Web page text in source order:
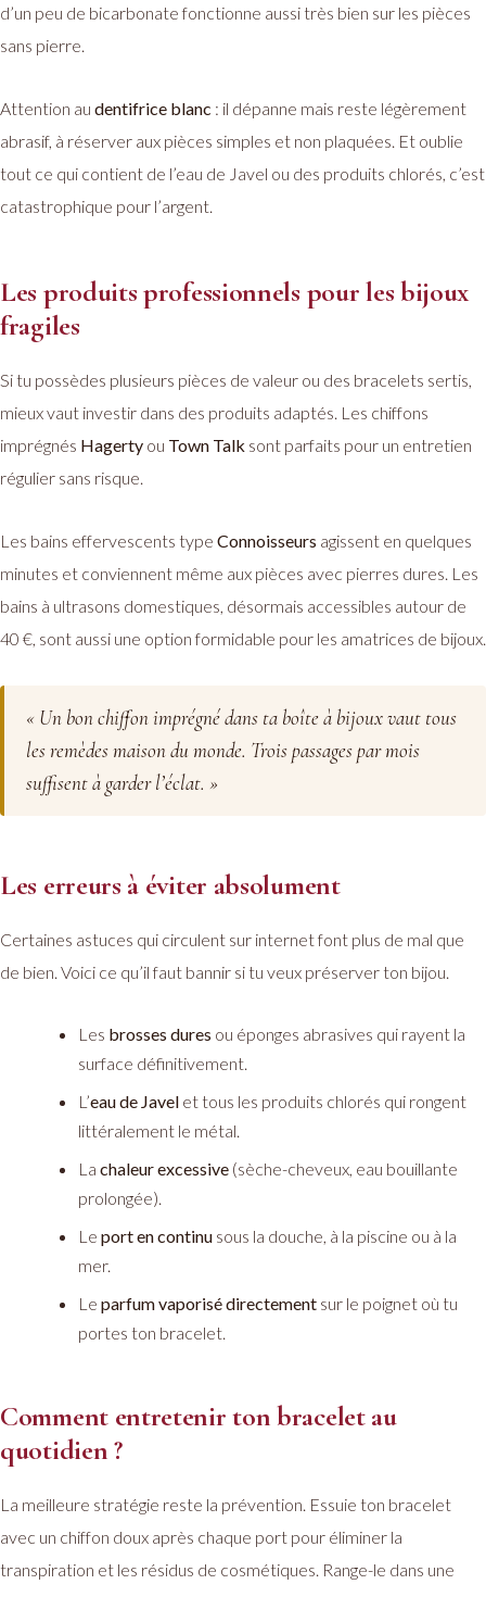
d’un peu de bicarbonate fonctionne aussi très bien sur les pièces
sans pierre.
Attention au dentifrice blanc : il dépanne mais reste légèrement
abrasif, à réserver aux pièces simples et non plaquées. Et oublie
tout ce qui contient de l’eau de Javel ou des produits chlorés, c’est
catastrophique pour l’argent.
Les produits professionnels pour les bijoux
fragiles
Si tu possèdes plusieurs pièces de valeur ou des bracelets sertis,
mieux vaut investir dans des produits adaptés. Les chiffons
imprégnés Hagerty ou Town Talk sont parfaits pour un entretien
régulier sans risque.
Les bains effervescents type Connoisseurs agissent en quelques
minutes et conviennent même aux pièces avec pierres dures. Les
bains à ultrasons domestiques, désormais accessibles autour de
40 €, sont aussi une option formidable pour les amatrices de bijoux.
« Un bon chiffon imprégné dans ta boîte à bijoux vaut tous
les remèdes maison du monde. Trois passages par mois
suffisent à garder l’éclat. »
Les erreurs à éviter absolument
Certaines astuces qui circulent sur internet font plus de mal que
de bien. Voici ce qu’il faut bannir si tu veux préserver ton bijou.
Les brosses dures ou éponges abrasives qui rayent la
surface définitivement.
L’eau de Javel et tous les produits chlorés qui rongent
littéralement le métal.
La chaleur excessive (sèche-cheveux, eau bouillante
prolongée).
Le port en continu sous la douche, à la piscine ou à la
mer.
Le parfum vaporisé directement sur le poignet où tu
portes ton bracelet.
Comment entretenir ton bracelet au
quotidien ?
La meilleure stratégie reste la prévention. Essuie ton bracelet
avec un chiffon doux après chaque port pour éliminer la
transpiration et les résidus de cosmétiques. Range-le dans une